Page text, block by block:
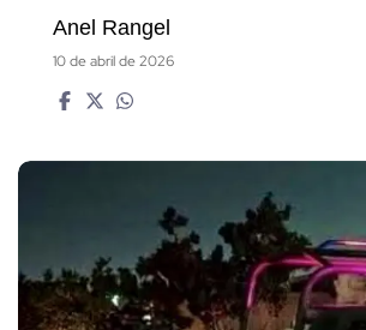
Anel Rangel
10 de abril de 2026